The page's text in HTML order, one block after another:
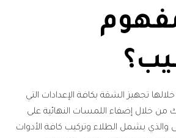
تجهيز الشقة بكافة الإعدادات التي
من خلال إضفاء اللمسات النهائية على
والذي يشمل الطلاء وتركيب كافة الأدوات